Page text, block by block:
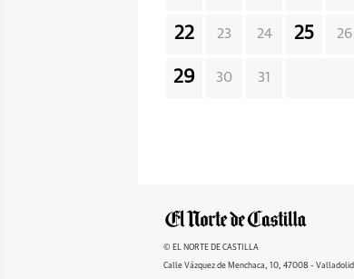
22 23 24 25 26
29 30 31
© EL NORTE DE CASTILLA
Calle Vázquez de Menchaca, 10, 47008 - Valladolid